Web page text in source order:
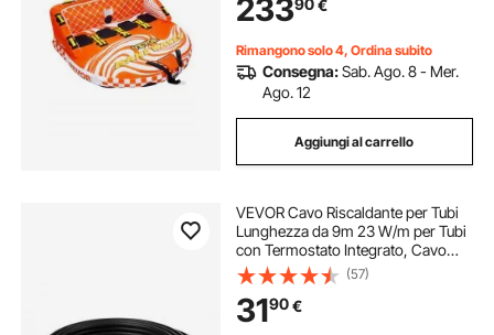
Gommone Gonfiabile Feste Nautica
233 €
Rimangono solo 4, Ordina subito
Consegna:Sab. Ago. 8 - Mer.
Ago. 12
Aggiungi al carrello
VEVOR Cavo Riscaldante per Tubi
Lunghezza da 9m 23 W/m per Tubi
con Termostato Integrato, Cavo
Riscaldante per Tubi dell'Acqua
Protezione Tubi in PVC, Tubi in
Metallo e Plastica dal
Congelamento
(57)
3190€